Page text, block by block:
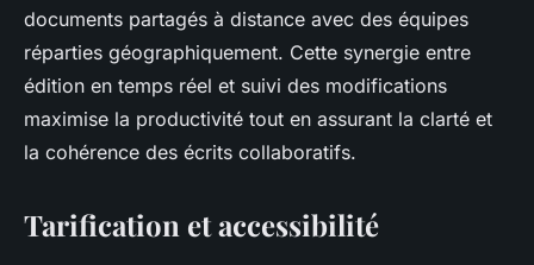
documents partagés à distance avec des équipes
réparties géographiquement. Cette synergie entre
édition en temps réel et suivi des modifications
maximise la productivité tout en assurant la clarté et
la cohérence des écrits collaboratifs.
Tarification et accessibilité